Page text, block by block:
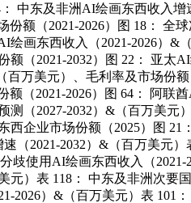
： 中东及非洲AI绘画东西收入
额（2021-2026）图 18： 全
绘画东西收入（2021-2026）&
（2021-2032）图 22： 亚太
百万美元）、毛利率及市场份
（2021-2026）图 64： 阿联
（2027-2032）&（百万美元
企业市场份额（2025）图
（2021-2032）&（百万美元
歧使用AI绘画东西收入（
元）表 118： 中东及非洲次要
2026）&（百万美元）表 101